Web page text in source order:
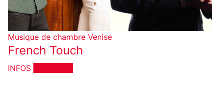
Musique de chambre Venise
French Touch
INFOS